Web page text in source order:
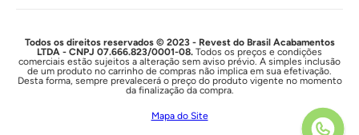
Duchas e Chuveiros
Chuveiros Elétricos
Chuveiros
Todos os direitos reservados © 2023 - Revest do Brasil Acabamentos
LTDA - CNPJ 07.666.823/0001-08. Todos os preços e condições
comerciais estão sujeitos a alteração sem aviso prévio. A simples inclusão
de um produto no carrinho de compras não implica em sua efetivação.
Desta forma, sempre prevalecerá o preço do produto vigente no momento
da finalização da compra.
Mapa do Site